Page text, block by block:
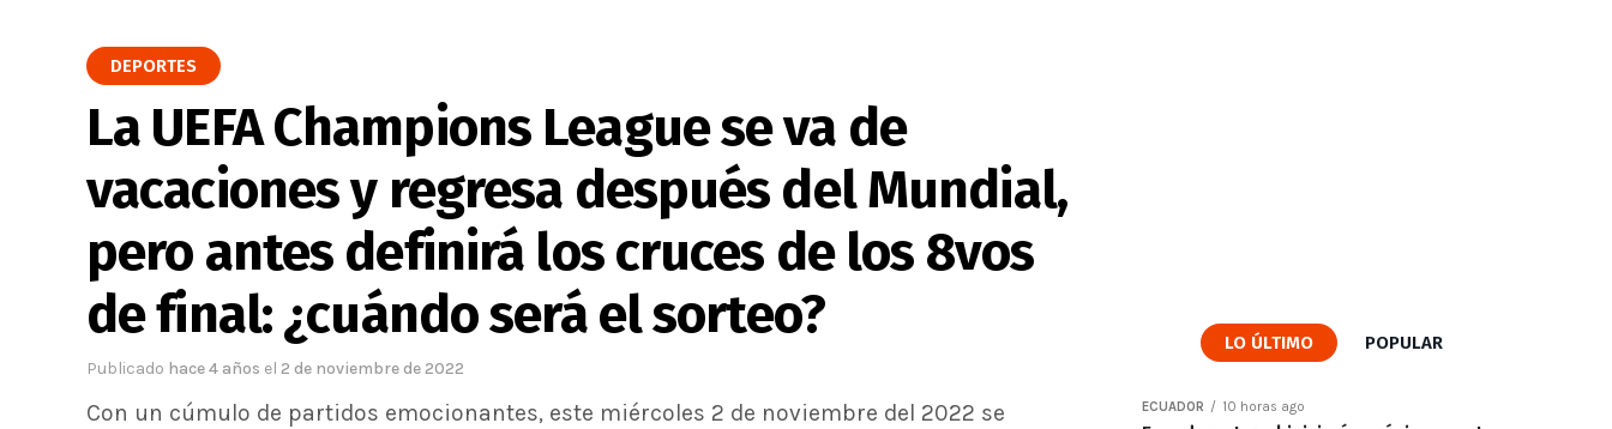
DEPORTES
La UEFA Champions League se va de
vacaciones y regresa después del Mundial,
pero antes definirá los cruces de los 8vos
de final: ¿cuándo será el sorteo?
Publicado hace 4 años el 2 de noviembre de 2022
Con un cúmulo de partidos emocionantes, este miércoles 2 de noviembre del 2022 se
LO ÚLTIMO POPULAR
ECUADOR 10 horas ago